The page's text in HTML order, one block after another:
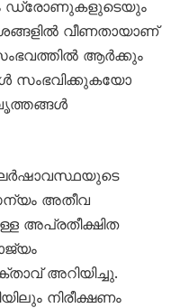
ഡ്രോണുകളുടെയും
വീണതായാണ്
ആർക്കും
സംഭവിക്കുകയോ
അതീവ
അപ്രതീക്ഷിത
അറിയിച്ചു.
നിരീക്ഷണം